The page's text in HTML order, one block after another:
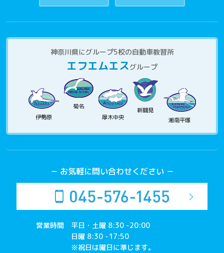
神奈川県にグループ5校の自動車教習所
エフエムエスグループ
伊勢原
菊名
厚木中央
新鶴見
湘南平塚
－ お気軽に問い合わせください －
営業時間
平日・土曜 8:30 -20:00
日曜 8:30 -17:50
※祝日は曜日に準じます。